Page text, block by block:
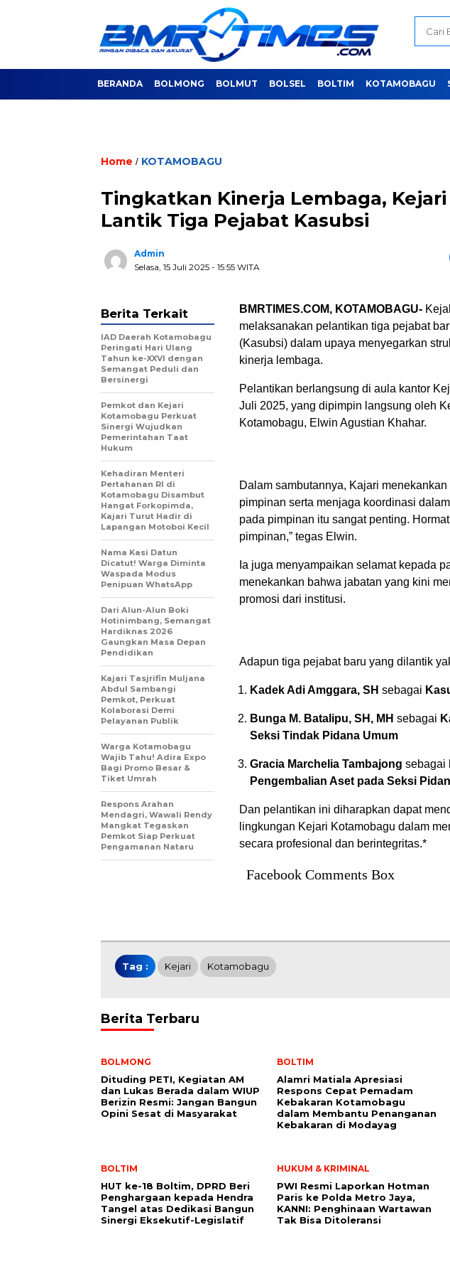
BERANDA BOLMONG BOLMUT BOLSEL BOLTIM KOTAMOBAGU
Home / KOTAMOBAGU
Tingkatkan Kinerja Lembaga,
Lantik Tiga Pejabat Kasubsi
Admin
Selasa, 15 Juli 2025 - 15:55 WITA
BMRTIMES.COM, KOTAMOBAGU-
melaksanakan pelantikan tiga pejabat
(Kasubsi) dalam upaya menyegarkan
kinerja lembaga.
Pelantikan berlangsung di aula kantor
Juli 2025, yang dipimpin langsung oleh
Kotamobagu, Elwin Agustian Khahar.
Dalam sambutannya, Kajari
pimpinan serta menjaga koordinasi
pada pimpinan itu sangat penting.
pimpinan,” tegas Elwin.
Ia juga menyampaikan selamat kepada
menekankan bahwa jabatan yang kini
promosi dari institusi.
Adapun tiga pejabat baru yang dilantik
Kadek Adi Amggara, SH sebagai
Bunga M. Batalipu, SH, MH sebagai
Seksi Tindak Pidana Umum
Gracia Marchelia Tambajong sebagai
Pengembalian Aset pada Seksi
Dan pelantikan ini diharapkan dapat
lingkungan Kejari Kotamobagu dalam
secara profesional dan berintegritas.*
Facebook Comments Box
Berita Terkait
IAD Daerah Kotamobagu
Peringati Hari Ulang
Tahun ke-XXVI dengan
Semangat Peduli dan
Bersinergi
Pemkot dan Kejari
Kotamobagu Perkuat
Sinergi Wujudkan
Pemerintahan Taat
Hukum
Kehadiran Menteri
Pertahanan RI di
Kotamobagu Disambut
Hangat Forkopimda,
Kajari Turut Hadir di
Lapangan Motoboi Kecil
Nama Kasi Datun
Dicatut! Warga Diminta
Waspada Modus
Penipuan WhatsApp
Dari Alun-Alun Boki
Hotinimbang, Semangat
Hardiknas 2026
Gaungkan Masa Depan
Pendidikan
Kajari Tasjrifin Muljana
Abdul Sambangi
Pemkot, Perkuat
Kolaborasi Demi
Pelayanan Publik
Warga Kotamobagu
Wajib Tahu! Adira Expo
Bagi Promo Besar &
Tiket Umrah
Respons Arahan
Mendagri, Wawali Rendy
Mangkat Tegaskan
Pemkot Siap Perkuat
Pengamanan Nataru
Tag : Kejari Kotamobagu
Berita Terbaru
BOLMONG
Dituding PETI, Kegiatan AM
dan Lukas Berada dalam WIUP
Berizin Resmi: Jangan Bangun
Opini Sesat di Masyarakat
BOLTIM
Alamri Matiala Apresiasi
Respons Cepat Pemadam
Kebakaran Kotamobagu
dalam Membantu Penanganan
Kebakaran di Modayag
BOLTIM
HUT ke-18 Boltim, DPRD Beri
Penghargaan kepada Hendra
Tangel atas Dedikasi Bangun
Sinergi Eksekutif-Legislatif
HUKUM & KRIMINAL
PWI Resmi Laporkan Hotman
Paris ke Polda Metro Jaya,
KANNI: Penghinaan Wartawan
Tak Bisa Ditoleransi